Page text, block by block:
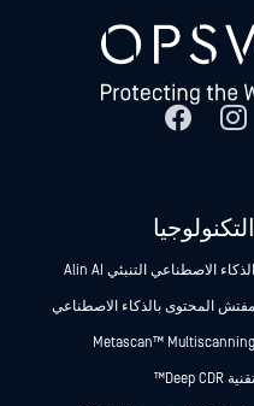
التكنولوجيا
الذكاء الاصطناعي التنبئي Alin AI
مفتش المحتوى بالذكاء الاصطناعي
Metascan™ Multiscanning
تقنية Deep CDR™